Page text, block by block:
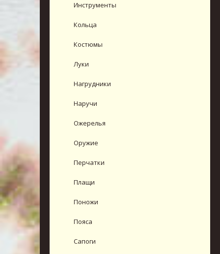
Инструменты
Кольца
Костюмы
Луки
Нагрудники
Наручи
Ожерелья
Оружие
Перчатки
Плащи
Поножи
Пояса
Сапоги